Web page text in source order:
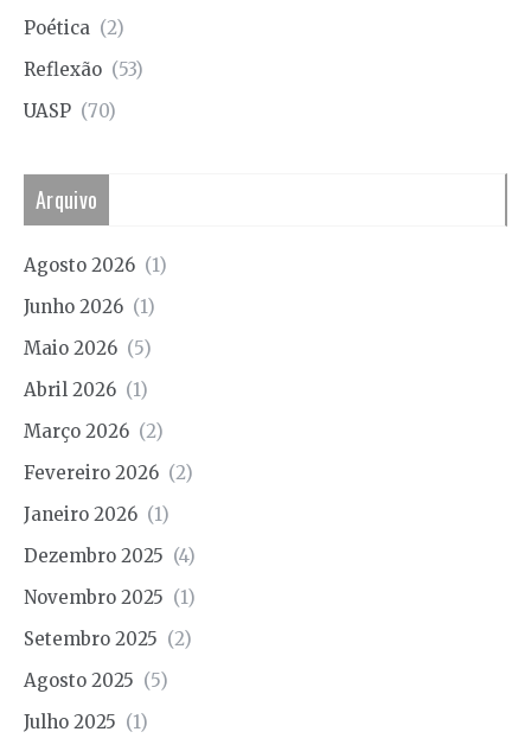
Poética (2)
Reflexão (53)
UASP (70)
Arquivo
Agosto 2026 (1)
Junho 2026 (1)
Maio 2026 (5)
Abril 2026 (1)
Março 2026 (2)
Fevereiro 2026 (2)
Janeiro 2026 (1)
Dezembro 2025 (4)
Novembro 2025 (1)
Setembro 2025 (2)
Agosto 2025 (5)
Julho 2025 (1)